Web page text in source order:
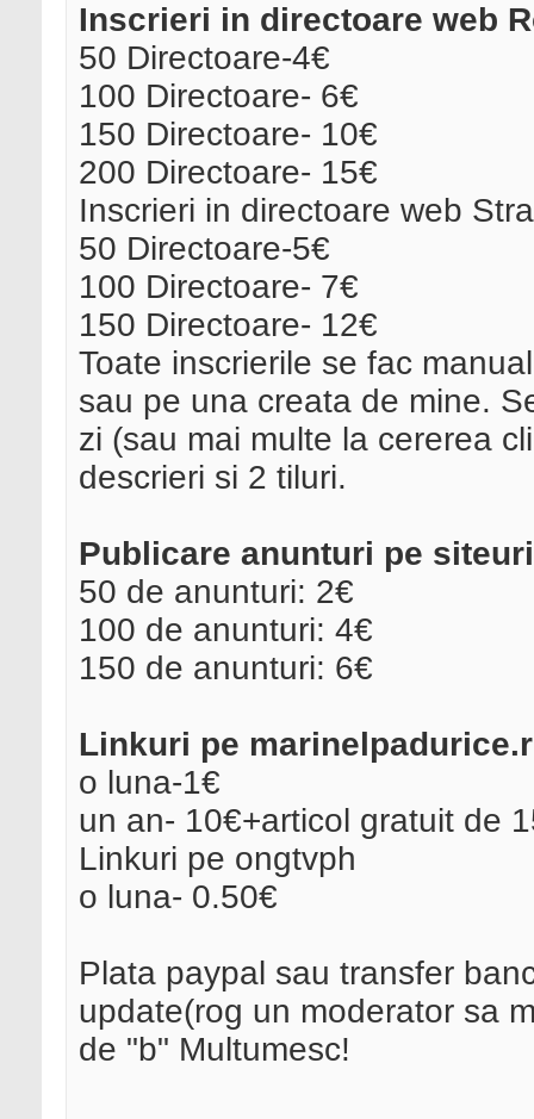
Inscrieri in directoare web
50 Directoare-4€
100 Directoare- 6€
150 Directoare- 10€
200 Directoare- 15€
Inscrieri in directoare web
50 Directoare-5€
100 Directoare- 7€
150 Directoare- 12€
Toate inscrierile se fac
sau pe una creata de mine.
zi (sau mai multe la cererea
descrieri si 2 tiluri.
Publicare anunturi pe
50 de anunturi: 2€
100 de anunturi: 4€
150 de anunturi: 6€
Linkuri pe
o luna-1€
un an- 10€+articol gratuit de
Linkuri pe ongtvph
o luna- 0.50€
Plata paypal sau transfer
update(rog un moderator sa
de "b" Multumesc!